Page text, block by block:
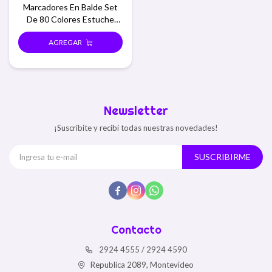
Marcadores En Balde Set
De 80 Colores Estuche
Redondo
Contacto
2924 4555 / 2924 4590
Republica 2089, Montevideo
Newsletter
¡Suscribite y recibí todas nuestras novedades!
SUSCRIBIRME
  